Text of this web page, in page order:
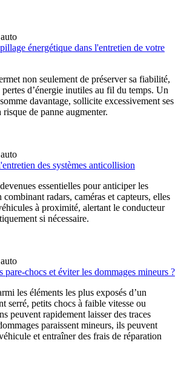
énergétique dans l'entretien de votre
non seulement de préserver sa fiabilité,
pertes d’énergie inutiles au fil du temps. Un
davantage, sollicite excessivement ses
de panne augmenter.
des systèmes anticollision
essentielles pour anticiper les
radars, caméras et capteurs, elles
à proximité, alertant le conducteur
si nécessaire.
pare-chocs et éviter les dommages mineurs ?
les éléments les plus exposés d’un
serré, petits chocs à faible vitesse ou
peuvent rapidement laisser des traces
paraissent mineurs, ils peuvent
et entraîner des frais de réparation